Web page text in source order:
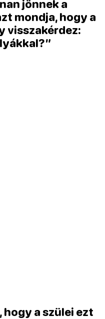
jönnek a
mondja, hogy a
visszakérdez:
hogy a szülei ezt